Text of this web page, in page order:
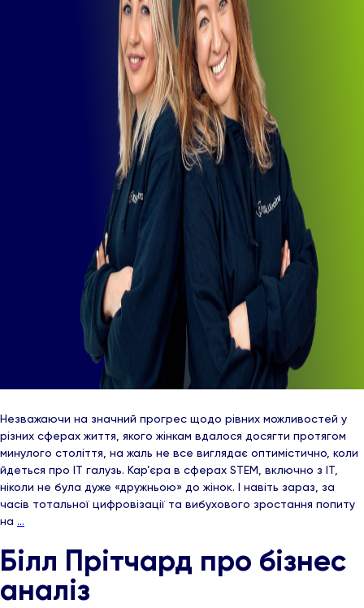
Незважаючи на значний прогрес щодо рівних можливостей у
різних сферах життя, якого жінкам вдалося досягти протягом
минулого століття, на жаль не все виглядає оптимістично, коли
йдеться про ІТ галузь. Кар’єра в сферах STEM, включно з ІТ,
ніколи не була дуже «дружньою» до жінок. І навіть зараз, за
часів тотальної цифровізації та вибухового зростання попиту
на …
Білл Прітчард про бізнес
аналіз